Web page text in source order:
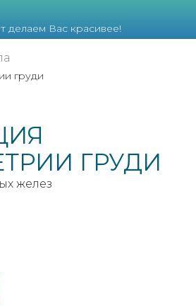
делаем Вас красивее!
груди
ГРУДИ
желез